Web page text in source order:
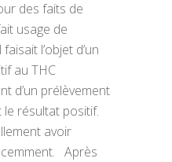
des faits de
usage de
l’objet d’un
au THC
d’un prélèvement
le résultat positif.
avoir
Après